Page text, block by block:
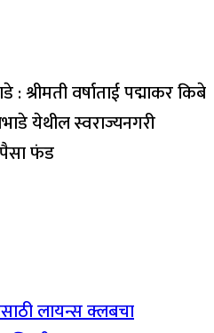
श्रीमती वर्षाताई पद्माकर किबे
येथील स्वराज्यनगरी
फंड